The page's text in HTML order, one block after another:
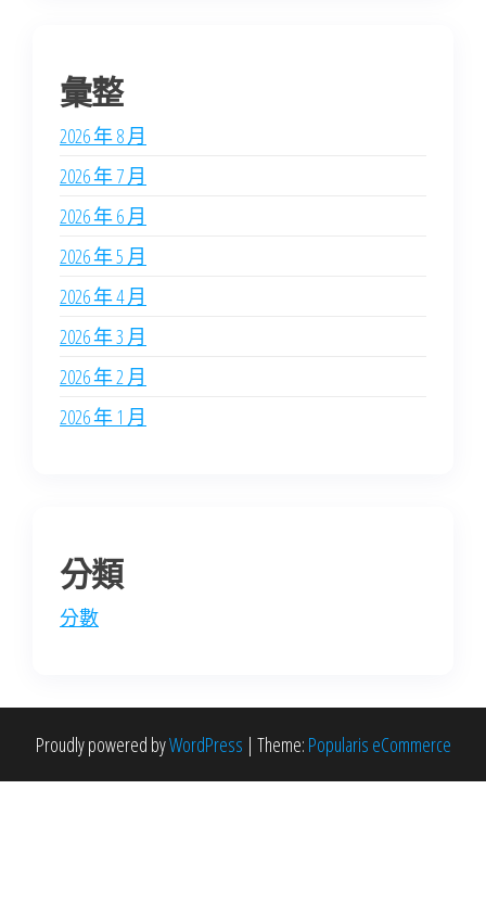
彙整
2026 年 8 月
2026 年 7 月
2026 年 6 月
2026 年 5 月
2026 年 4 月
2026 年 3 月
2026 年 2 月
2026 年 1 月
分類
分數
Proudly powered byWordPress | Theme: Popularis eCommerce